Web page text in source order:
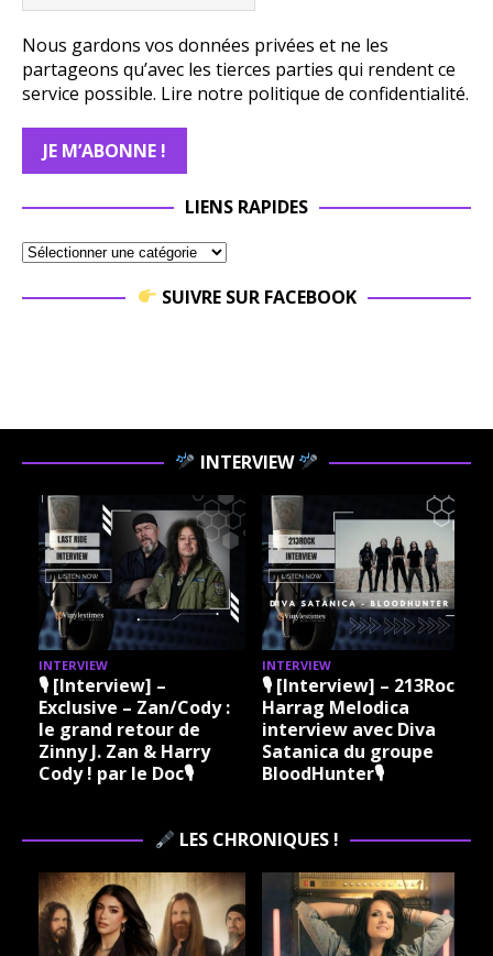
Nous gardons vos données privées et ne les
partageons qu’avec les tierces parties qui rendent ce
service possible. Lire notre politique de confidentialité.
LIENS RAPIDES
SUIVRE SUR FACEBOOK
INTERVIEW
INTERVIEW
🎙 [Interview] –
Exclusive – Zan/Cody :
le grand retour de
Zinny J. Zan & Harry
Cody ! par le Doc🎙
INTERVIEW
🎙 [Interview] – 213Rock
Harrag Melodica
interview avec Diva
Satanica du groupe
BloodHunter🎙
LES CHRONIQUES !